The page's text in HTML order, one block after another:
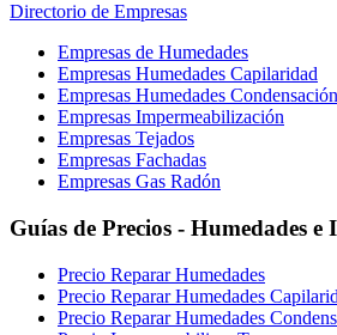
Directorio de Empresas
Empresas de Humedades
Empresas Humedades Capilaridad
Empresas Humedades Condensación
Empresas Impermeabilización
Empresas Tejados
Empresas Fachadas
Empresas Gas Radón
Guías de Precios - Humedades
Precio Reparar Humedades
Precio Reparar Humedades
Precio Reparar Humedades